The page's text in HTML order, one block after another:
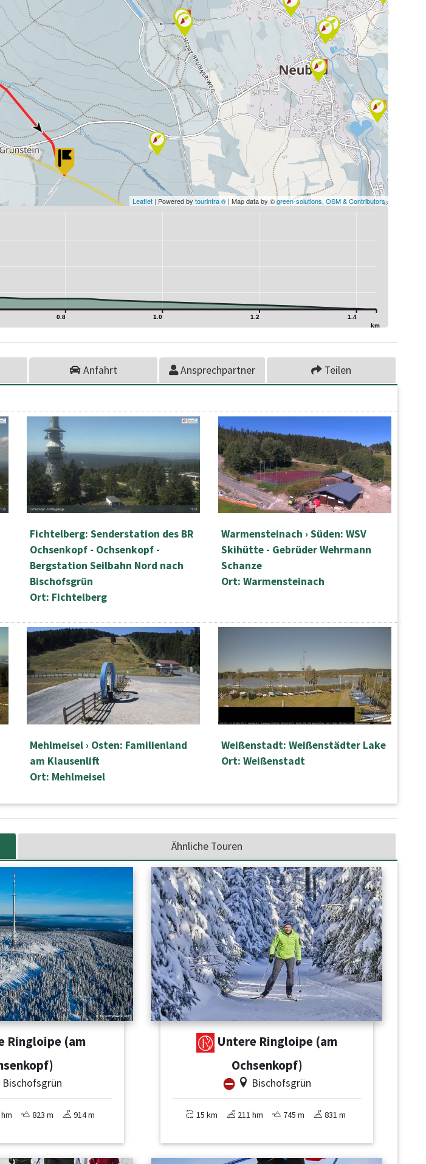
Leaflet | Powered bytourinfra ® | Map data by ©green-solutions, OSM & Contributors
0.8 1.0 1.2 1.4
km
Anfahrt Ansprechpartner Teilen
Fichtelberg: Senderstation des BR
Ochsenkopf - Ochsenkopf -
Bergstation Seilbahn Nord nach
Bischofsgrün
Ort: Fichtelberg
Warmensteinach › Süden: WSV
Skihütte - Gebrüder Wehrmann
Schanze
Ort: Warmensteinach
Mehlmeisel › Osten: Familienland
am Klausenlift
Ort: Mehlmeisel
Weißenstadt: Weißenstädter Lake
Ort: Weißenstadt
Ähnliche Touren
Ringloipe (am
Bischofsgrün
823 m 914 m
Untere Ringloipe (am
Ochsenkopf)
Bischofsgrün
15 km 211 hm 745 m 831 m